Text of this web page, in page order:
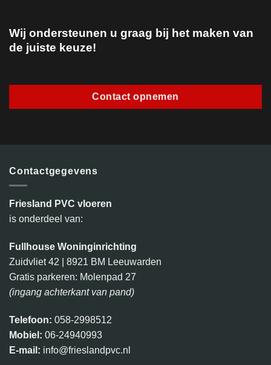
Wij ondersteunen u graag bij het maken van
de juiste keuze!
Contact opnemen
Contactgegevens
Friesland PVC vloeren
is onderdeel van:
Fullhouse Woninginrichting
Zuidvliet 42 | 8921 BM Leeuwarden
Gratis parkeren: Molenpad 27
(ingang achterkant van pand)
Telefoon: 058-2998512
Mobiel: 06-24940993
E-mail: info@frieslandpvc.nl